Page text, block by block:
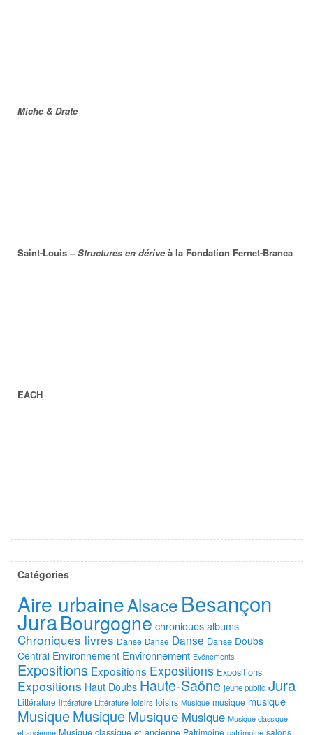
Miche & Drate
Saint-Louis –Structures en dérive à la Fondation Fernet-Branca
EACH
Catégories
Aire urbaineAlsace Besançon
JuraBourgogne chroniques albums
Chroniques livres Danse Danse Danse Danse Doubs
Central Environnement Environnement Evénements
Expositions Expositions Expositions Expositions
Expositions Haut Doubs Haute-Saône jeune public Jura
Littérature littérature Littérature loisirs loisirs Musique musique musique
MusiqueMusiqueMusique Musique Musique classique
et ancienne Musique classique et ancienne Patrimoine patrimoine salons